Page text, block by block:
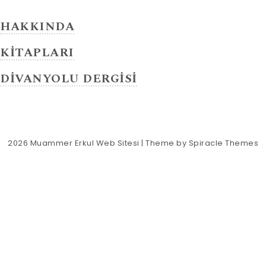
HAKKINDA
KİTAPLARI
DİVANYOLU DERGİSİ
2026 Muammer Erkul Web Sitesi | Theme by Spiracle Themes